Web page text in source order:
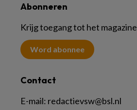
Abonneren
Krijg toegang tot het magazine
Word abonnee
Contact
E-mail: redactievsw@bsl.nl